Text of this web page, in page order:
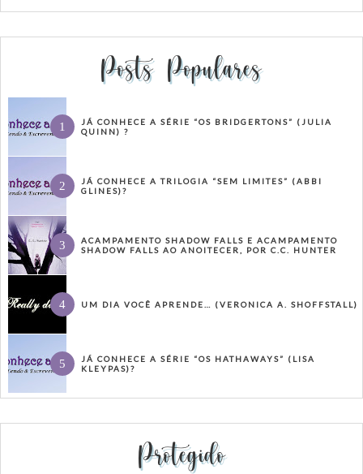
Posts Populares
JÁ CONHECE A SÉRIE “OS BRIDGERTONS” (JULIA
QUINN) ?
JÁ CONHECE A TRILOGIA “SEM LIMITES” (ABBI
GLINES)?
ACAMPAMENTO SHADOW FALLS E ACAMPAMENTO
SHADOW FALLS AO ANOITECER, POR C.C. HUNTER
UM DIA VOCÊ APRENDE… (VERONICA A. SHOFFSTALL)
JÁ CONHECE A SÉRIE “OS HATHAWAYS” (LISA
KLEYPAS)?
Protegido